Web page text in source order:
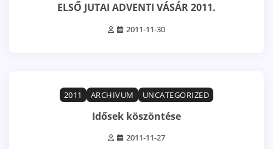
ELSŐ JUTAI ADVENTI VÁSÁR 2011.
2011-11-30
2011
ARCHIVUM UNCATEGORIZED
Idősek köszöntése
2011-11-27